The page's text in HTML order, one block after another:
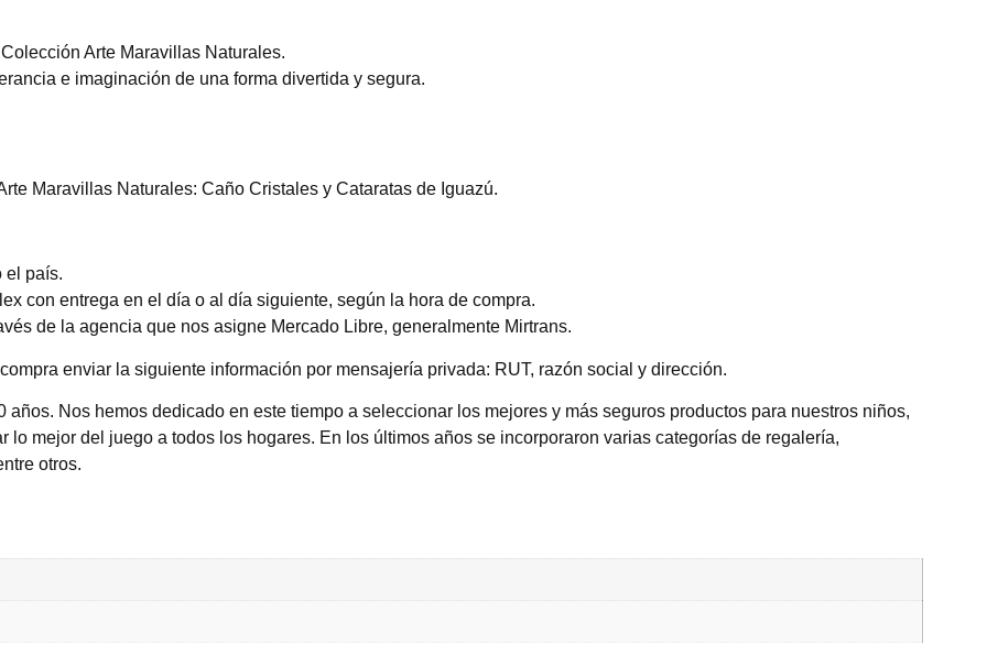
Arte Maravillas Naturales.
e imaginación de una forma divertida y segura.
Maravillas Naturales: Caño Cristales y Cataratas de Iguazú.
el país.
con entrega en el día o al día siguiente, según la hora de compra.
de la agencia que nos asigne Mercado Libre, generalmente Mirtrans.
enviar la siguiente información por mensajería privada: RUT, razón social y dirección.
Nos hemos dedicado en este tiempo a seleccionar los mejores y más seguros productos para nuestros niños,
mejor del juego a todos los hogares. En los últimos años se incorporaron varias categorías de regalería,
otros.